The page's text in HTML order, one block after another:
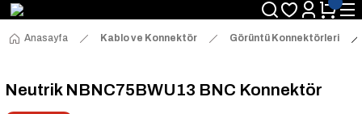
Anasayfa Kablo ve Konnektör Görüntü Konnektörleri
Neutrik NBNC75BWU13 BNC Konnektör